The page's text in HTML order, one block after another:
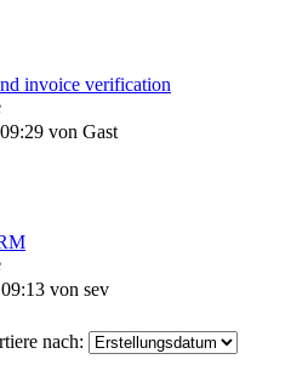
invoice verification
von Gast
von sev
nach: